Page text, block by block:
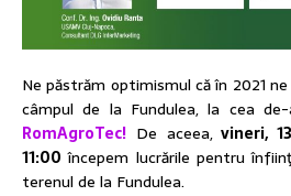
Ne păstrăm optimismul că în 2021
câmpul de la Fundulea, la cea
RomAgroTec! De aceea,vineri,
11:00 începem lucrările pentru
terenul de la Fundulea.